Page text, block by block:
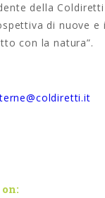
della
di nuove
con la natura”.